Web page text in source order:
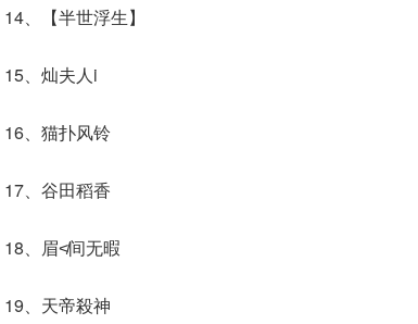
14、【半世浮生】
15、灿夫人i
16、猫扑风铃
17、谷田稻香
18、眉≮间无暇
19、天帝殺神